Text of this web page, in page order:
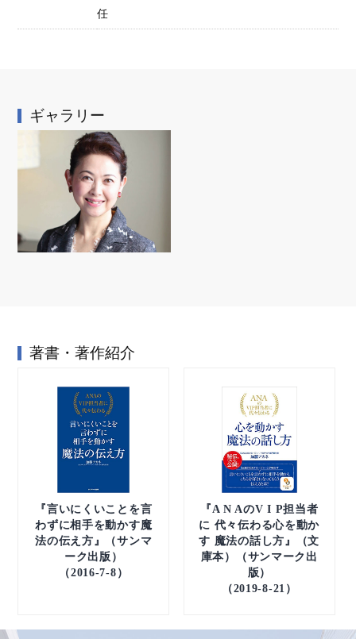
任
ギャラリー
著書・著作紹介
『言いにくいことを言
わずに相手を動かす魔
法の伝え方』（サンマ
ーク出版）
（2016-7-8）
『A N AのV I P担当者
に 代々伝わる心を動か
す 魔法の話し方』（文
庫本）（サンマーク出
版）
（2019-8-21）